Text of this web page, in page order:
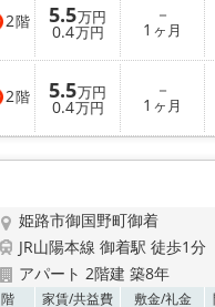
2階 5.5万円
0.4万円
－
1 ヶ月
2階 5.5万円
0.4万円
－
1 ヶ月
姫路市御国野町御着
JR山陽本線 御着駅 徒歩1分
アパート 2階建 築8年
階 家賃/共益費 敷金/礼金